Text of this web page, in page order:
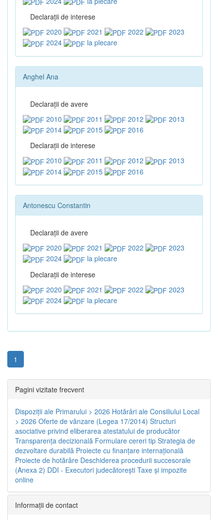
Declaraţii de interese
2020
2021 2022
2023
2024
la plecare
Anghel Ana
Declaraţii de avere
2010
2011 2012
2013
2014
2015
2016
Declaraţii de interese
2010
2011 2012
2013
2014
2015 2016
Antonescu Constantin
Declaraţii de avere
2020
2021 2022
2023
2024
la plecare
Declaraţii de interese
2020
2021 2022
2023
2024
la plecare
1
Pagini vizitate frecvent
Dispoziţii ale Primarului > 2026 Hotărâri ale Consiliului Local
> 2026 Oferte de vânzare (Legea 17/2014) Structuri
asociative privind eliberarea atestatului de producător
Transparenţa decizională Formulare cereri tip Strategia de
dezvoltare durabilă Proiecte cu finanţare internaţională
Proiecte de hotărâre Deschiderea procedurii succesorale
(Anexa 2) DDI - Executori judecătorești Taxe şi impozite
online
Informaţii de contact